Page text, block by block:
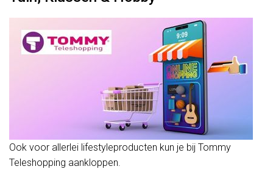
Ook voor allerlei lifestyleproducten kun je bij Tommy
Teleshopping aankloppen.